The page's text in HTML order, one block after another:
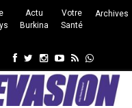
Actu
Burkina
Votre
Santé
Archives
Facebook
Twitter
Instagram
Youtube
RssWhatsapp